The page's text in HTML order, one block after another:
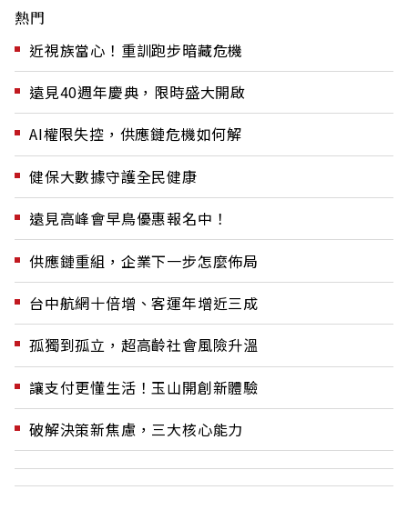
熱門
近視族當心！重訓跑步暗藏危機
遠見40週年慶典，限時盛大開啟
AI權限失控，供應鏈危機如何解
健保大數據守護全民健康
遠見高峰會早鳥優惠報名中！
供應鏈重組，企業下一步怎麼佈局
台中航網十倍增、客運年增近三成
孤獨到孤立，超高齡社會風險升溫
讓支付更懂生活！玉山開創新體驗
破解決策新焦慮，三大核心能力